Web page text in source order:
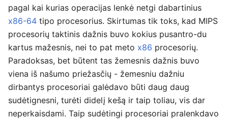
pagal kai kurias operacijas lenkė netgi dabartinius
x86-64 tipo procesorius. Skirtumas tik toks, kad MIPS
procesorių taktinis dažnis buvo kokius pusantro-du
kartus mažesnis, nei to pat meto x86 procesorių.
Paradoksas, bet būtent tas žemesnis dažnis buvo
viena iš našumo priežasčių - žemesniu dažniu
dirbantys procesoriai galėdavo būti daug daug
sudėtignesni, turėti didelį kešą ir taip toliau, vis dar
neperkaisdami. Taip sudėtingi procesoriai pralenkdavo